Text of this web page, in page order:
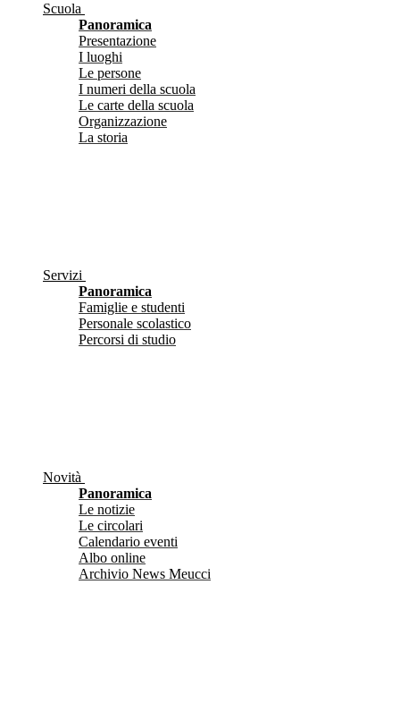
Scuola
Panoramica
Presentazione
I luoghi
Le persone
I numeri della scuola
Le carte della scuola
Organizzazione
La storia
Servizi
Panoramica
Famiglie e studenti
Personale scolastico
Percorsi di studio
Novità
Panoramica
Le notizie
Le circolari
Calendario eventi
Albo online
Archivio News Meucci